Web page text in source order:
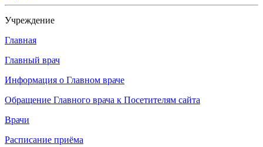
Учреждение
Главная
Главный врач
Информация о Главном враче
Обращение Главного врача к Посетителям сайта
Врачи
Расписание приёма